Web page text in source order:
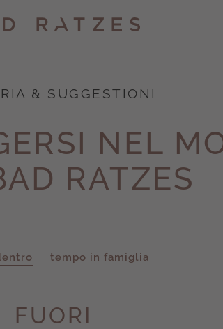
& SUGGESTIONI
NEL
RATZES
tempo in famiglia
FUORI